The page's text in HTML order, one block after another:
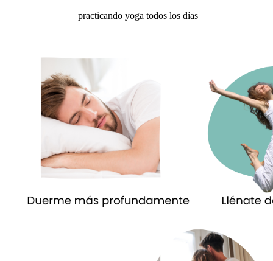
practicando yoga todos los días